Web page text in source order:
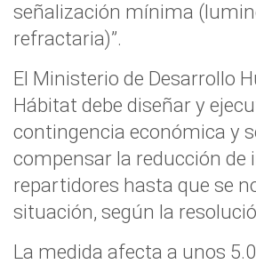
señalización mínima
refractaria)”.
El Ministerio de Desarrollo
Hábitat debe diseñar y
contingencia económica y
compensar la reducción de
repartidores hasta que se
situación, según la
La medida afecta a unos